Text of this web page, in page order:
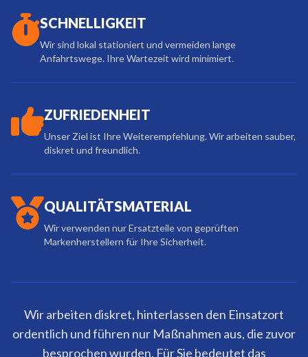
SCHNELLIGKEIT
Wir sind lokal stationiert und vermeiden lange
Anfahrtswege. Ihre Wartezeit wird minimiert.
ZUFRIEDENHEIT
Unser Ziel ist Ihre Weiterempfehlung. Wir arbeiten sauber,
diskret und freundlich.
QUALITÄTSMATERIAL
Wir verwenden nur Ersatzteile von geprüften
Markenherstellern für Ihre Sicherheit.
Wir arbeiten diskret, hinterlassen den Einsatzort
ordentlich und führen nur Maßnahmen aus, die zuvor
besprochen wurden. Für Sie bedeutet das